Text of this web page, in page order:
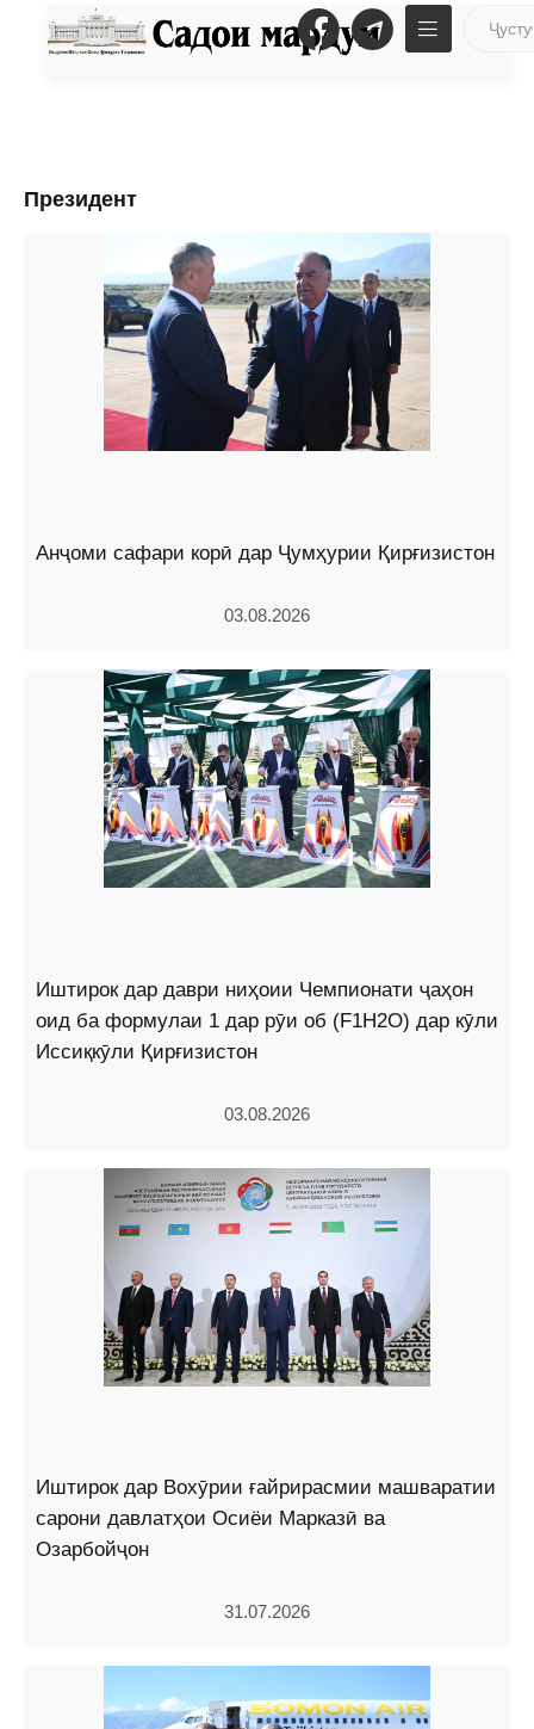
Президент
Анҷоми сафари корӣ дар Ҷумҳурии Қирғизистон
03.08.2026
Иштирок дар даври ниҳоии Чемпионати ҷаҳон
оид ба формулаи 1 дар рӯи об (F1H2O) дар кӯли
Иссиқкӯли Қирғизистон
03.08.2026
Иштирок дар Вохӯрии ғайрирасмии машваратии
сарони давлатҳои Осиёи Марказӣ ва
Озарбойҷон
31.07.2026